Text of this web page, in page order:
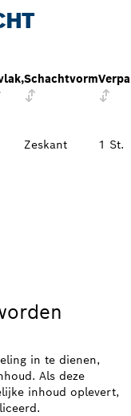
Schachtvorm
Zeskant 1 St.
in te dienen,
Als deze
inhoud oplevert,